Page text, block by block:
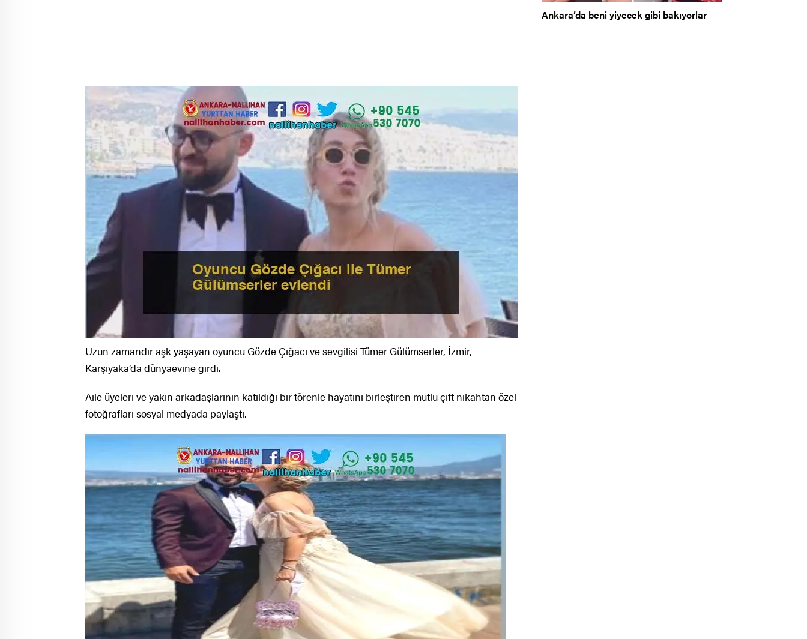
Uzun zamandır aşk yaşayan oyuncu Gözde Çığacı ve sevgilisi Tümer Gülümserler, İzmir,
Karşıyaka’da dünyaevine girdi.
Aile üyeleri ve yakın arkadaşlarının katıldığı bir törenle hayatını birleştiren mutlu çift nikahtan özel
fotoğrafları sosyal medyada paylaştı.
Ankara’da beni yiyecek gibi bakıyorlar